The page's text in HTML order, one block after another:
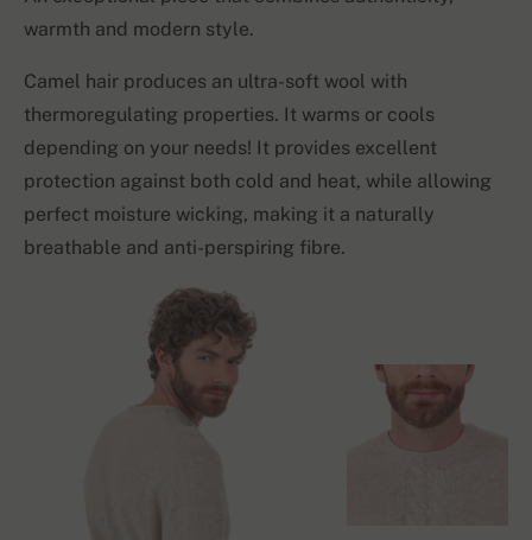
warmth and modern style.
Camel hair produces an ultra-soft wool with
thermoregulating properties. It warms or cools
depending on your needs! It provides excellent
protection against both cold and heat, while allowing
perfect moisture wicking, making it a naturally
breathable and anti-perspiring fibre.